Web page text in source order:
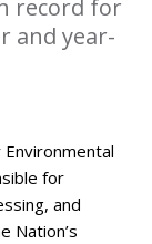
record for
and year-
Environmental
for
and
Nation’s